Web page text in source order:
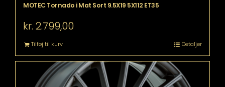
MOTEC Tornado i Mat Sort 9.5X19 5X112 ET35
kr. 2.799,00
Tilføj til kurv Detaljer